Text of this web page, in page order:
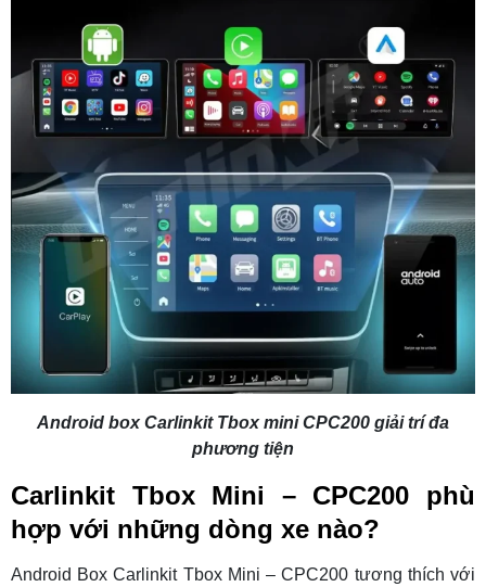
Android box Carlinkit Tbox mini CPC200 giải trí đa
phương tiện
Carlinkit Tbox Mini – CPC200 phù
hợp với những dòng xe nào?
Android Box Carlinkit Tbox Mini – CPC200 tương thích với